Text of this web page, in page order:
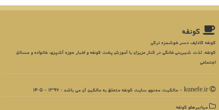
كونفه
کونفه کادایف دسر خوشمزه ترکی
کونفه، لذت شیرینی خانگی در کنار عزیزان با آموزش پخت کونفه و اخبار حوزه آشپزی، خانواده و مسائل
اجتماعی
میانبرهای كونفه